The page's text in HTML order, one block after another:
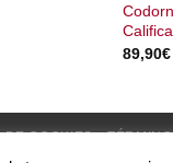
89,90€
DE COOKIES